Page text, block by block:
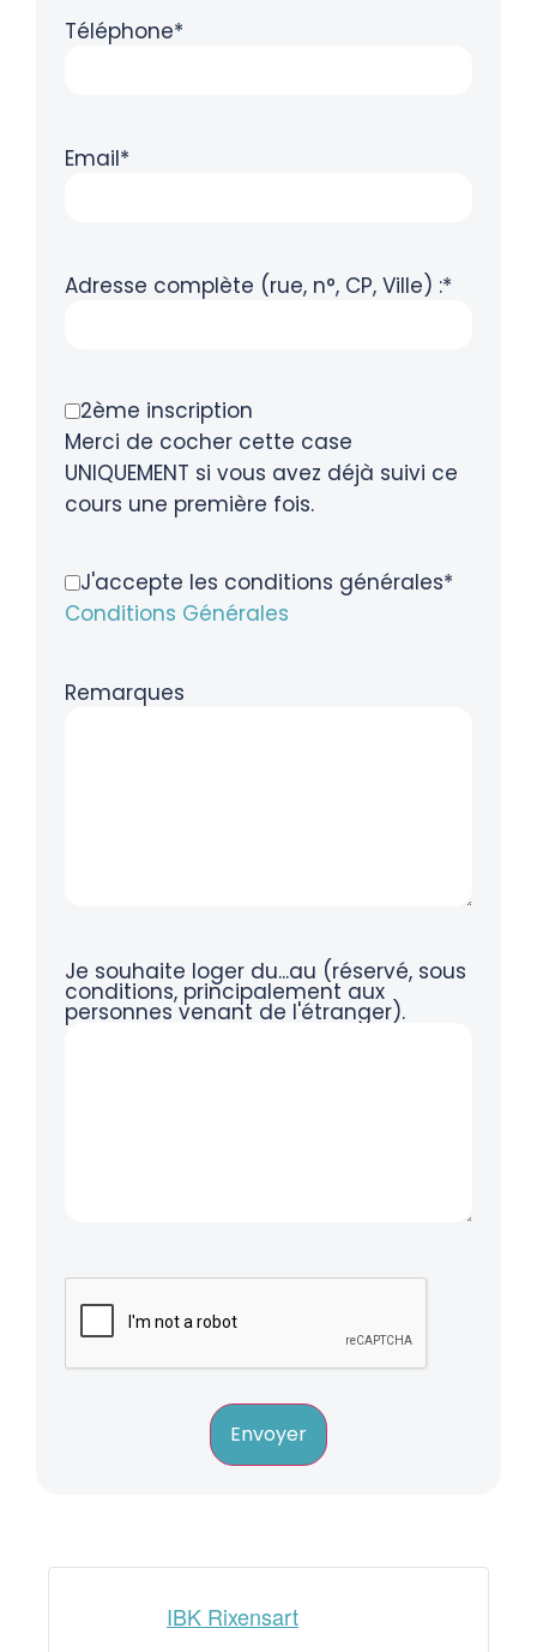
Téléphone*
Email*
Adresse complète (rue, n°, CP, Ville) :*
2ème inscription
Merci de cocher cette case
UNIQUEMENT si vous avez déjà suivi ce
cours une première fois.
J'accepte les conditions générales*
Conditions Générales
Remarques
Je souhaite loger du...au (réservé, sous
conditions, principalement aux
personnes venant de l'étranger).
Envoyer
IBK Rixensart